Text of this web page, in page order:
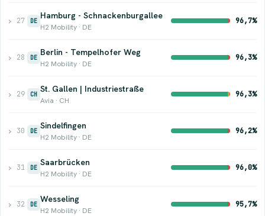
› 27 DE
Hamburg - Schnackenburgallee
H2 Mobility · DE
96,7%
› 28 DE
Berlin - Tempelhofer Weg
H2 Mobility · DE
96,3%
› 29 CH
St. Gallen | Industriestraße
Avia · CH
96,3%
› 30 DE
Sindelfingen
H2 Mobility · DE
96,2%
› 31 DE
Saarbrücken
H2 Mobility · DE
96,0%
› 32 DE
Wesseling
H2 Mobility · DE
95,7%